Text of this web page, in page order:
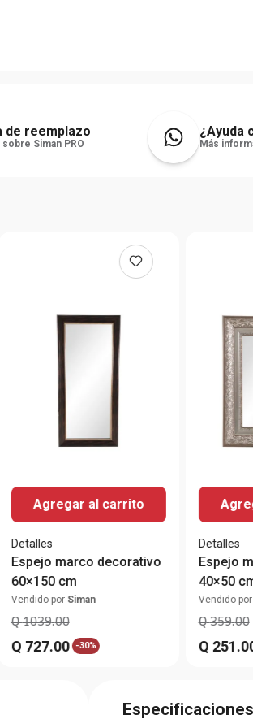
de reemplazo
Siman PRO
¿Ayuda
Más
Agregar al carrito
Detalles
Espejo marco decorativo
60×150 cm
Vendido por Siman
Q 1039.00
Q 727.00 -30%
Detalles
Espejo
40×50
Vendido por
Q 359.00
Q 251.